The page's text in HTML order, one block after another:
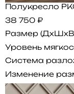
Полукресло
38 750 ₽
Размер
Уровень
Система
Изменение